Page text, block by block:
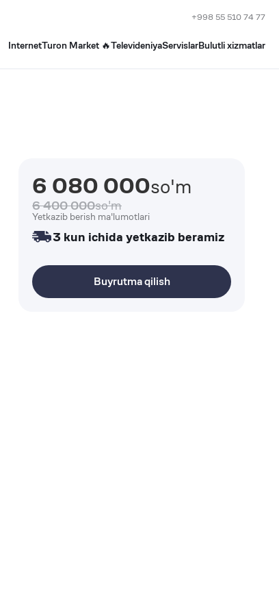
+998 55 510 74 77
InternetTuron Market 🔥TelevideniyaServislarBulutli xizmatlar
6 080 000so'm
6 400 000so'm
Yetkazib berish ma'lumotlari
3 kun ichida yetkazib beramiz
Buyrutma qilish